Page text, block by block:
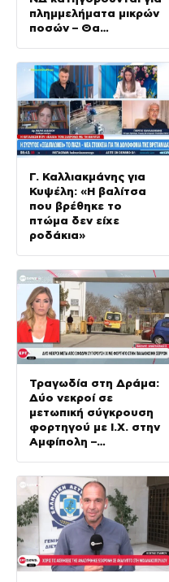
πλημμελήματα μικρών
ποσών – Θα
Γ. Καλλιακμάνης για
Κυψέλη: «Η βαλίτσα
που βρέθηκε το
πτώμα δεν είχε
ροδάκια»
Τραγωδία στη Δράμα:
Δύο νεκροί σε
μετωπική σύγκρουση
φορτηγού με Ι.Χ. στην
Αμφίπολη –